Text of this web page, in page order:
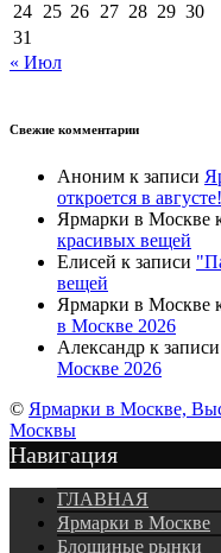
24 25 26 27 28 29 30
31
« Июл
Свежие комментарии
Аноним к записи
откроется в августе!
Ярмарки в Москве
красивых вещей
Елисей к записи
вещей
Ярмарки в Москве
в Москве 2026
Александр к записи
Москве 2026
© Ярмарки в Москве,
Москвы
Навигация
ГЛАВНАЯ
Ярмарки в Москве
Блошиные рынки